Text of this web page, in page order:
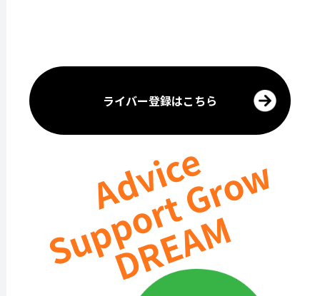
ライバー登録はこちら
Advice
Support Grow
DREAM